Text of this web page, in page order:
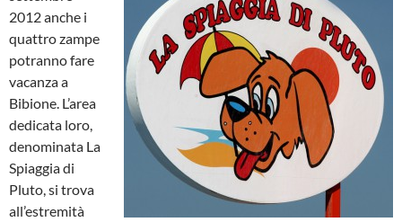
2012 anche i
quattro zampe
potranno fare
vacanza a
Bibione. L’area
dedicata loro,
denominata La
Spiaggia di
Pluto, si trova
all’estremità